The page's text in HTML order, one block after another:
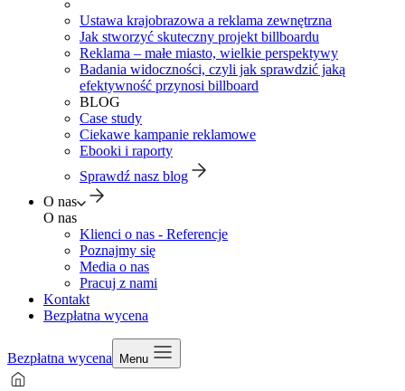
Ustawa krajobrazowa a reklama zewnętrzna
Jak stworzyć skuteczny projekt billboardu
Reklama – małe miasto, wielkie perspektywy
Badania widoczności, czyli jak sprawdzić jaką
efektywność przynosi billboard
BLOG
Case study
Ciekawe kampanie reklamowe
Ebooki i raporty
Sprawdź nasz blog
O nas
O nas
Klienci o nas - Referencje
Poznajmy się
Media o nas
Pracuj z nami
Kontakt
Bezpłatna wycena
Bezpłatna wycena Menu